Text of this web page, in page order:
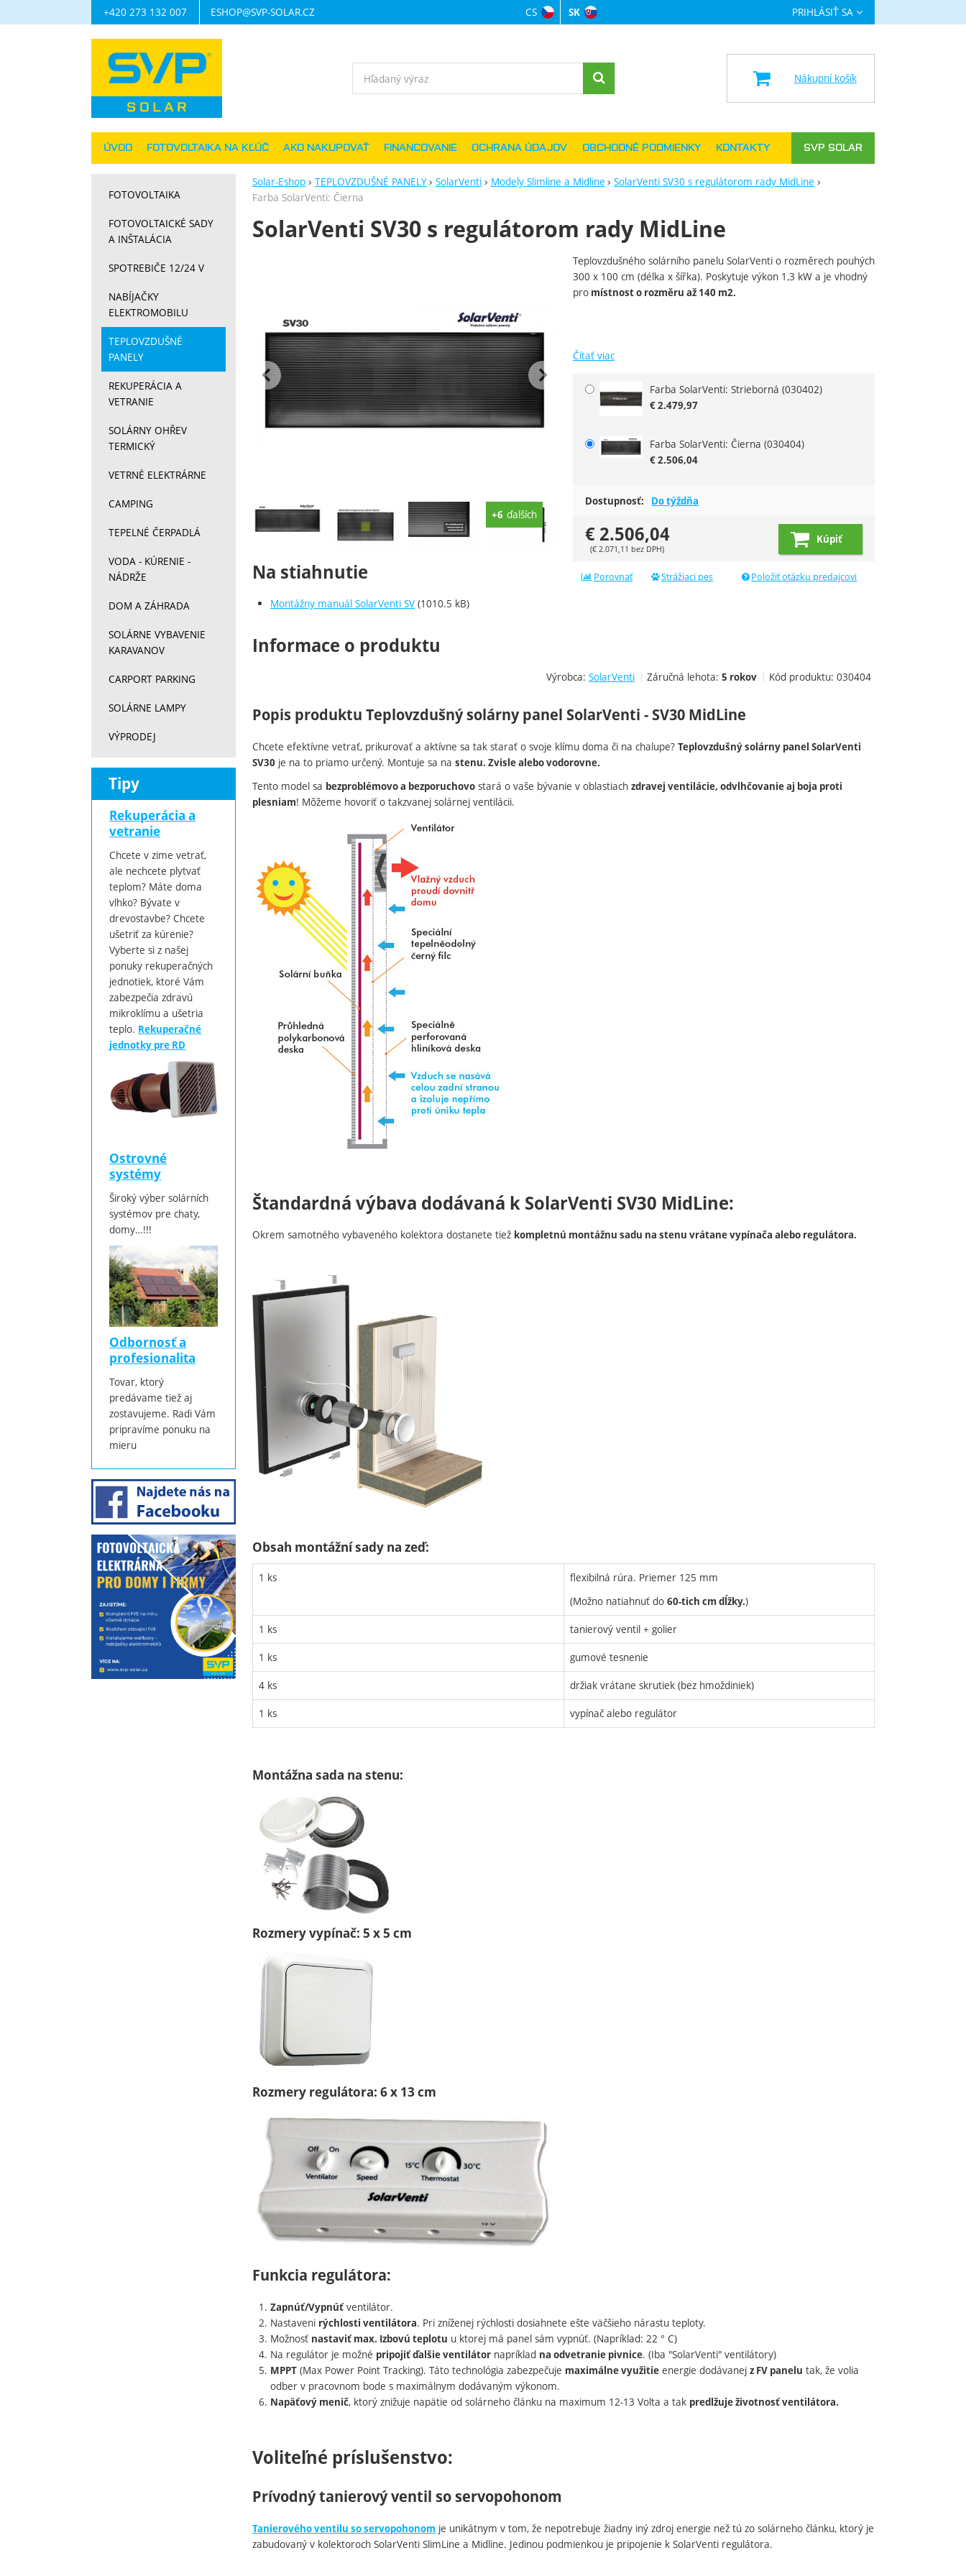
Solar-Eshop TEPLOVZDUŠNÉ PANELY SolarVenti Modely Slimline a Midline
SolarVenti SV30 s regulátorom rady MidLine
Farba SolarVenti: Čierna
SolarVenti SV30 s regulátorom rady MidLine
predchádzajúcanasledujúci
Fotografie +6 ďalších
Na stiahnutie
Montážny manuál SolarVenti SV (1010.5 kB)
Teplovzdušného solárního panelu SolarVenti o rozměrech pouhých
300 x 100 cm (délka x šířka). Poskytuje výkon 1,3 kW a je vhodný
promístnost o rozměru až 140 m2.
Čítať viac
Zvoľte variantFarba SolarVenti: Strieborná (030402)
€2.479,97
Farba SolarVenti: Čierna (030404)
€2.506,04
Dostupnosť: Do týždňa
€2.506,04
(€ 2.071,11 bez DPH)
Kúpiť
Porovnať Strážiaci pes Položiť otázku predajcovi
Informace o produktu
Výrobca: SolarVenti Záručná lehota: 5 rokov Kód produktu: 030404
Popis produktu Teplovzdušný solárny panel SolarVenti - SV30 MidLine
Chcete efektívne vetrať, prikurovať a aktívne sa tak starať o svoje klímu doma či na chalupe? Teplovzdušný solárny panel SolarVenti
SV30 je na to priamo určený. Montuje sa na stenu. Zvisle alebo vodorovne.
Tento model sa bezproblémovo a bezporuchovo stará o vaše bývanie v oblastiach zdravej ventilácie, odvlhčovanie aj boja proti
plesniam! Môžeme hovoriť o takzvanej solárnej ventilácii.
Štandardná výbava dodávaná k SolarVenti SV30 MidLine:
Okrem samotného vybaveného kolektora dostanete tiež kompletnú montážnu sadu na stenu vrátane vypínača alebo regulátora.
Obsah montážní sady na zeď:
1 ks
flexibilná rúra. Priemer 125 mm
(Možno natiahnuť do 60-tich cm dĺžky.)
1 ks tanierový ventil + golier
1 ks gumové tesnenie
4 ks držiak vrátane skrutiek (bez hmoždiniek)
1 ks vypínač alebo regulátor
Montážna sada na stenu:
Rozmery vypínač: 5 x 5 cm
Rozmery regulátora: 6 x 13 cm
Funkcia regulátora:
Zapnúť/Vypnúť ventilátor.
Nastaveni rýchlosti ventilátora. Pri zníženej rýchlosti dosiahnete ešte väčšieho nárastu teploty.
Možnosť nastaviť max. Izbovú teplotu u ktorej má panel sám vypnúť. (Napríklad: 22 ° C)
Na regulátor je možné pripojiť ďalšie ventilátor napríklad na odvetranie pivnice. (Iba "SolarVenti" ventilátory)
MPPT (Max Power Point Tracking). Táto technológia zabezpečuje maximálne využitie energie dodávanej z FV panelu tak, že volia
odber v pracovnom bode s maximálnym dodávaným výkonom.
Napäťový menič, ktorý znižuje napätie od solárneho článku na maximum 12-13 Volta a tak predlžuje životnosť ventilátora.
Voliteľné príslušenstvo:
Prívodný tanierový ventil so servopohonom
Tanierového ventilu so servopohonom je unikátnym v tom, že nepotrebuje žiadny iný zdroj energie než tú zo solárneho článku, ktorý je
zabudovaný v kolektoroch SolarVenti SlimLine a Midline. Jedinou podmienkou je pripojenie k SolarVenti regulátora.
FOTOVOLTAIKA
FOTOVOLTAICKÉ SADY
A INŠTALÁCIA
SPOTREBIČE 12/24 V
NABÍJAČKY
ELEKTROMOBILU
TEPLOVZDUŠNÉ
PANELY
REKUPERÁCIA A
VETRANIE
SOLÁRNY OHŘEV
TERMICKÝ
VETRNÉ ELEKTRÁRNE
CAMPING
TEPELNÉ ČERPADLÁ
VODA - KÚRENIE -
NÁDRŽE
DOM A ZÁHRADA
SOLÁRNE VYBAVENIE
KARAVANOV
CARPORT PARKING
SOLÁRNE LAMPY
VÝPRODEJ
Tipy
Rekuperácia a
vetranie
Chcete v zime vetrať,
ale nechcete plytvať
teplom? Máte doma
vlhko? Bývate v
drevostavbe? Chcete
ušetriť za kúrenie?
Vyberte si z našej
ponuky rekuperačných
jednotiek, ktoré Vám
zabezpečia zdravú
mikroklímu a ušetria
teplo. Rekuperačné
jednotky pre RD
Ostrovné
systémy
Široký výber solárních
systémov pre chaty,
domy…!!!
Odbornosť a
profesionalita
Tovar, ktorý
predávame tiež aj
zostavujeme. Radi Vám
pripravíme ponuku na
mieru
Navigácia
+420 273 132 007 ESHOP@SVP-SOLAR.CZ
ÚVOD FOTOVOLTAIKA NA KĽÚČ AKO NAKUPOVAŤ FINANCOVANIE OCHRANA ÚDAJOV OBCHODNÉ PODMIENKY KONTAKTY SVP SOLAR
Jazyková verzia
CS SK PRIHLÁSIŤ SA
Vyhľadávanie Nákupní košík